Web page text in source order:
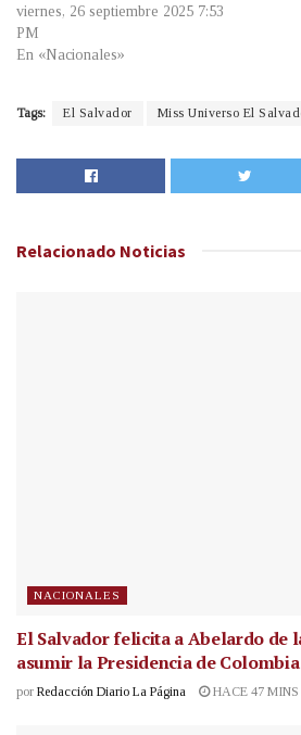
viernes, 26 septiembre 2025 7:53
PM
En «Nacionales»
Tags: El Salvador Miss Universo El
Relacionado Noticias
NACIONALES
El Salvador felicita a Abelardo de
asumir la Presidencia de Colombia
por Redacción Diario La Página HACE 47 MINS